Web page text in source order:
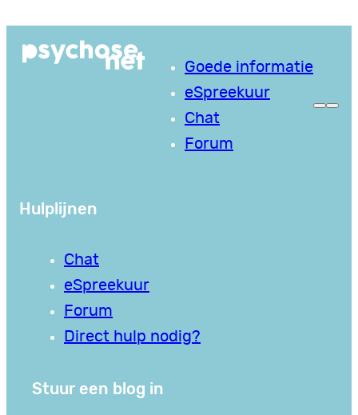
naar
Goede informatie
eSpreekuur
Chat
Forum
Hulplijnen
Chat
eSpreekuur
Forum
Direct hulp nodig?
Stuur een blog in